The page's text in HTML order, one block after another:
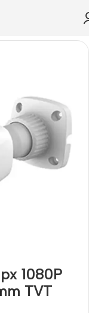
1080P
TVT